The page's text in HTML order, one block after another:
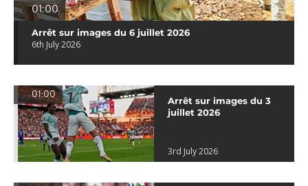
01:00
Arrêt sur images du 6 juillet 2026
6th July 2026
01:00
Arrêt sur images du 3
juillet 2026
3rd July 2026